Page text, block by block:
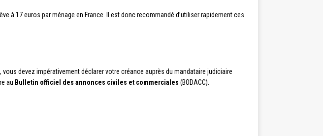
à 17 euros par ménage en France. Il est donc recommandé d’utiliser rapidement ces
devez impérativement déclarer votre créance auprès du mandataire judiciaire
au Bulletin officiel des annonces civiles et commerciales (BODACC).